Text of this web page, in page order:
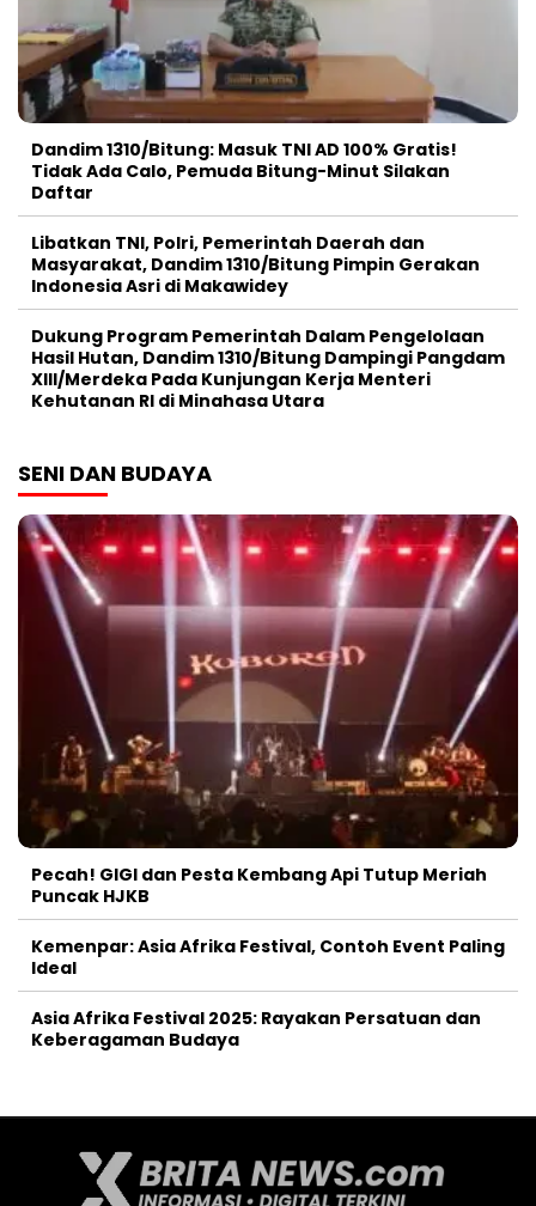
Dandim 1310/Bitung: Masuk TNI AD 100% Gratis!
Tidak Ada Calo, Pemuda Bitung-Minut Silakan
Daftar
Libatkan TNI, Polri, Pemerintah Daerah dan
Masyarakat, Dandim 1310/Bitung Pimpin Gerakan
Indonesia Asri di Makawidey
Dukung Program Pemerintah Dalam Pengelolaan
Hasil Hutan, Dandim 1310/Bitung Dampingi Pangdam
XIII/Merdeka Pada Kunjungan Kerja Menteri
Kehutanan RI di Minahasa Utara
SENI DAN BUDAYA
Pecah! GIGI dan Pesta Kembang Api Tutup Meriah
Puncak HJKB
Kemenpar: Asia Afrika Festival, Contoh Event Paling
Ideal
Asia Afrika Festival 2025: Rayakan Persatuan dan
Keberagaman Budaya